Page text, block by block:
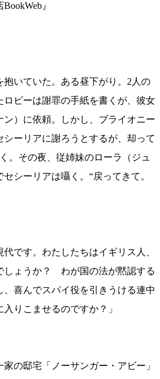
』
いていた。ある昼下がり。2人の
ビーは謝罪の手紙を書くが、彼女
）に依頼。しかし、ブライオニー
ーリアに謝ろうとするが、却って
。その夜、従姉妹のローラ（ジュ
シーリアは囁く。“戻ってきて。
です。わたしたちはイギリス人、
しょうか？ わが国の法が黙認する
喜んでスパイ役を引きうける連中
りこませるのですか？」
の邸宅「ノーサンガー・アビー」